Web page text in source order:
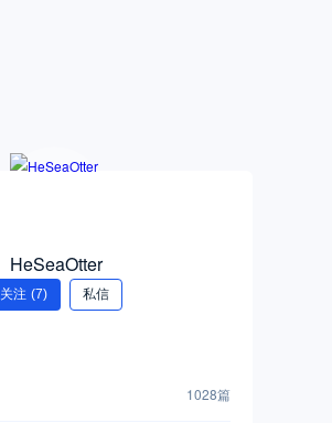
HeSeaOtter
关注 (7) 私信
1028篇